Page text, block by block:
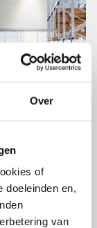
Over
of
doeleinden en,
van
Prüfware
deutlich
Wachstum